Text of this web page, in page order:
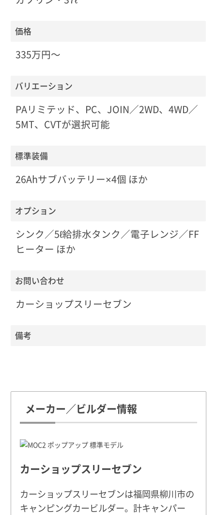
価格
335万円〜
バリエーション
PAリミテッド、PC、JOIN／2WD、4WD／
5MT、CVTが選択可能
標準装備
26Ahサブバッテリー×4個 ほか
オプション
シンク／5ℓ給排水タンク／電子レンジ／FF
ヒーター ほか
お問い合わせ
カーショップスリーセブン
備考
メーカー／ビルダー情報
カーショップスリーセブン
カーショップスリーセブンは福岡県柳川市の
キャンピングカービルダー。計キャンパー